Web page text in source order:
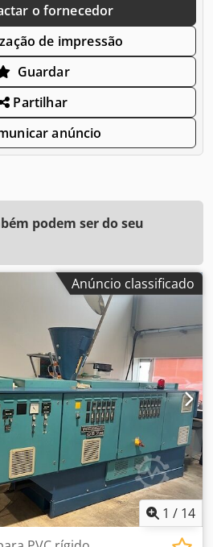
o fornecedor
de impressão
Guardar
Partilhar
anúncio
podem ser do seu
Anúncio classificado
1 / 14